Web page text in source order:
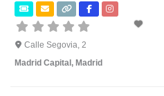
Calle Segovia, 2
Madrid Capital, Madrid